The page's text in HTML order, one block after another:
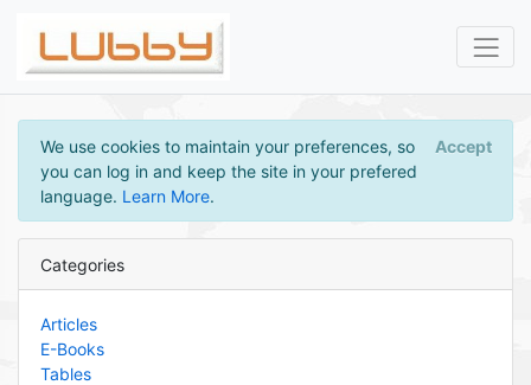
We use cookies to maintain your preferences, so
you can log in and keep the site in your prefered
language. Learn More.
Accept
Categories
Articles
E-Books
Tables